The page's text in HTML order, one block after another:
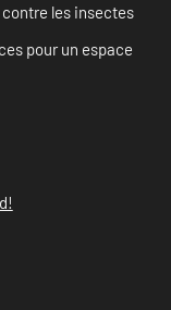
les insectes
pour un espace